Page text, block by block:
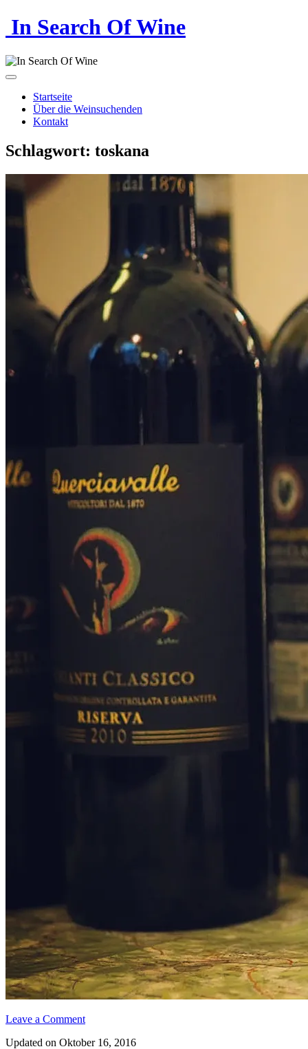
In Search Of Wine
Startseite
Über die Weinsuchenden
Kontakt
Schlagwort: toskana
Leave a Comment
Updated on Oktober 16, 2016